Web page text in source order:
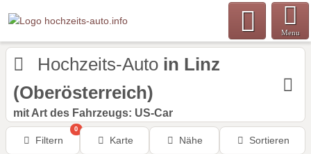
Menu
Hochzeits-Auto in Linz
(Oberösterreich)
mit Art des Fahrzeugs: US-Car
Filtern
0
Karte Nähe Sortieren